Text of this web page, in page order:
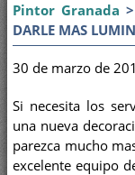
Pintor Granada >
DARLE MAS
30 de marzo de
Si necesita los
una nueva
parezca mucho
excelente equipo